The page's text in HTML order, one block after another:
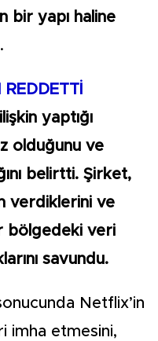
bir yapı haline
yaptığı
olduğunu ve
belirtti. Şirket,
verdiklerini ve
bölgedeki veri
savundu.
Netflix’in
imha etmesini,